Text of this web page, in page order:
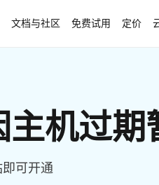
文档与社区 免费试用 定价
机过
可开通